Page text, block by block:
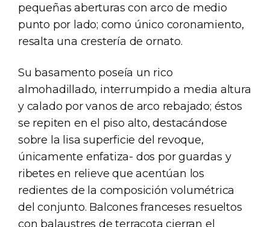
pequeñas aberturas con arco de medio
punto por lado; como único coronamiento,
resalta una crestería de ornato.
Su basamento poseía un rico
almohadillado, interrumpido a media altura
y calado por vanos de arco rebajado; éstos
se repiten en el piso alto, destacándose
sobre la lisa superficie del revoque,
únicamente enfatiza- dos por guardas y
ribetes en relieve que acentúan los
redientes de la composición volumétrica
del conjunto. Balcones franceses resueltos
con balaustres de terracota cierran el